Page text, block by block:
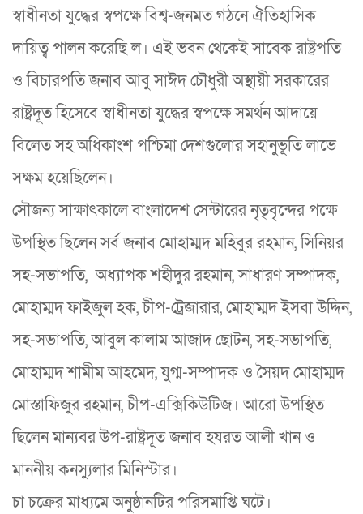
স্বাধীনতা যুদ্ধের স্বপক্ষে বিশ্ব-জনমত গঠনে ঐতিহাসিক
দায়িত্ব পালন করেছি ল। এই ভবন থেকেই সাবেক রাষ্ট্রপতি
ও বিচারপতি জনাব আবু সাঈদ চৌধুরী অস্থায়ী সরকারের
রাষ্ট্রদূত হিসেবে স্বাধীনতা যুদ্ধের স্বপক্ষে সমর্থন আদায়ে
বিলেত সহ অধিকাংশ পশ্চিমা দেশগুলোর সহানুভূতি লাভে
সক্ষম হয়েছিলেন।
সৌজন্য সাক্ষাৎকালে বাংলাদেশ সেন্টারের নৃতৃবৃন্দের পক্ষে
উপস্থিত ছিলেন সর্ব জনাব মোহাম্মদ মহিবুর রহমান, সিনিয়র
সহ-সভাপতি, অধ্যাপক শহীদুর রহমান, সাধারণ সম্পাদক,
মোহাম্মদ ফাইজুল হক, চীপ-ট্রেজারার, মোহাম্মদ ইসবা উদ্দিন,
সহ-সভাপতি, আবুল কালাম আজাদ ছোটন, সহ-সভাপতি,
মোহাম্মদ শামীম আহমেদ, যুগ্ম-সম্পাদক ও সৈয়দ মোহাম্মদ
মোস্তাফিজুর রহমান, চীপ-এক্সিকিউটিজ। আরো উপস্থিত
ছিলেন মান্যবর উপ-রাষ্ট্রদূত জনাব হযরত আলী খান ও
মাননীয় কনস্যুলার মিনিস্টার।
চা চক্রের মাধ্যমে অনুষ্ঠানটির পরিসমাপ্তি ঘটে।